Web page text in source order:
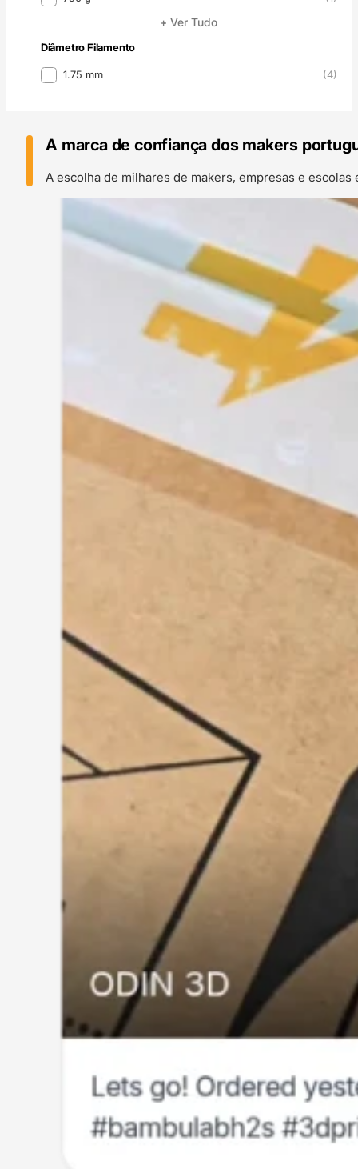
+ Ver Tudo
Diâmetro Filamento
Diâmetro Filamento
1.75 mm (4)
A marca de confiança dos makers
A escolha de milhares de makers, empresas e escolas